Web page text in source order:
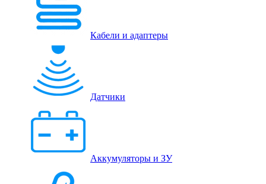
Кабели и адаптеры
Датчики
Аккумуляторы и ЗУ